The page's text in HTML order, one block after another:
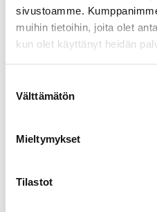
sivustoamme.
muihin tietoihin, joita olet
kun olet käyttänyt heidän
valinta
Välttämätön
Mieltymykset
Tilastot
ja palavereihin sekä